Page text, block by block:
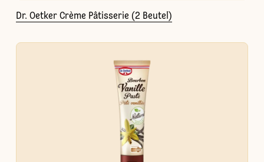
Dr. Oetker Crème Pâtisserie (2 Beutel)